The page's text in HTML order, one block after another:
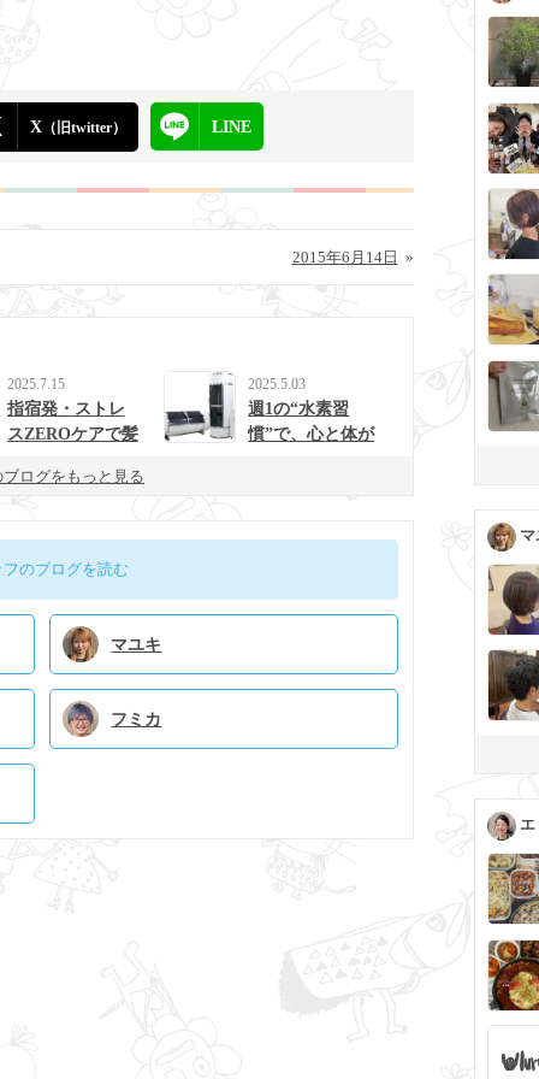
X （旧twitter） LINE
»
2015年6月14日
2025.7.15
指宿発・ストレ
スZEROケアで髪
uの新提案
2025.5.03
週1の“水素習
慣”で、心と体が
ログをもっと見る
のブログを読む
マユキ
フミカ